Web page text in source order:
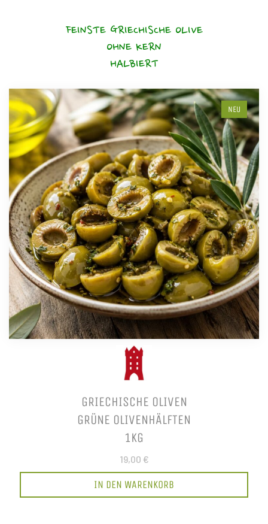
FEINSTE GRIECHISCHE OLIVE
OHNE KERN
HALBIERT
NEU
GRIECHISCHE OLIVEN
GRÜNE OLIVENHÄLFTEN
1KG
19,00 €
IN DEN WARENKORB